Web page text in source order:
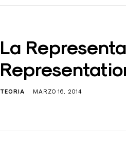
La
TEORIA MARZO 16, 2014